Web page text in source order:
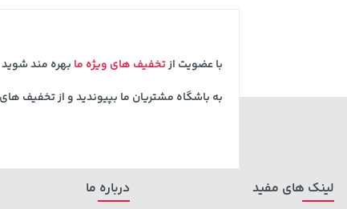
با عضویت ازتخفیف های ویژه ما بهره مند شوید
به باشگاه مشتریان ما بپیوندید و از تخفیف
لینک های مفید درباره ما